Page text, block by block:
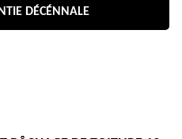
DÉCÉNNALE